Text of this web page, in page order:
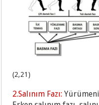
(2,21)
2.Salınım Fazı: